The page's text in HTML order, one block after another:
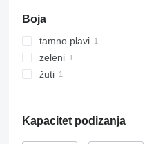
Boja
tamno plavi
zeleni
žuti
Kapacitet podizanja